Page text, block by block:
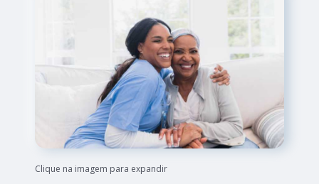
Clique na imagem para expandir